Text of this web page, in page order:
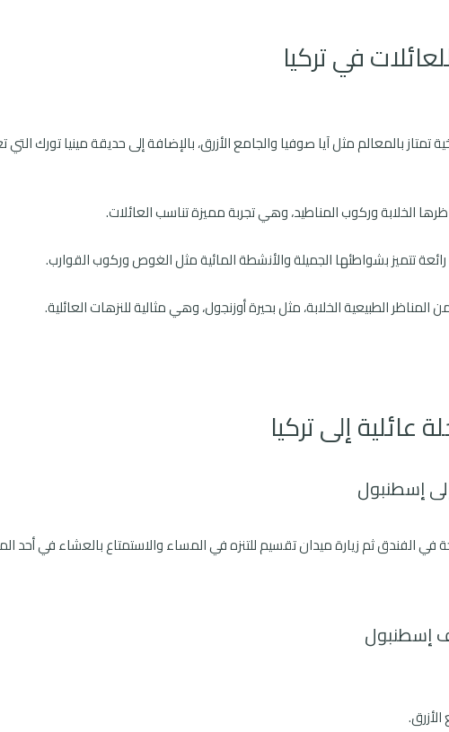
في تركيا
تمتاز بالمعالم مثل آيا صوفيا والجامع الأزرق، بالإضافة إلى حديقة مينيا تورك
الخلابة وركوب المناطيد، وهي تجربة مميزة تناسب العائلات.
تتميز بشواطئها الجميلة والأنشطة المائية مثل الغوص وركوب القوارب.
المناظر الطبيعية الخلابة، مثل بحيرة أوزنجول، وهي مثالية للنزهات العائلية.
عائلية إلى تركيا
إسطنبول
في الفندق ثم زيارة ميدان تقسيم للتنزه في المساء والاستمتاع بالعشاء في أحد
إسطنبول